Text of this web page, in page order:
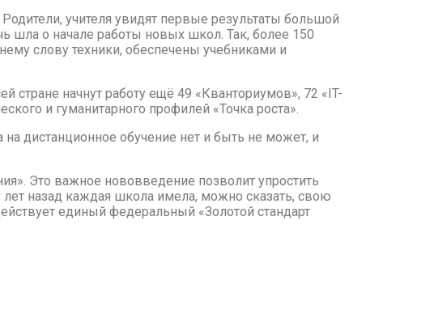
учителя увидят первые результаты большой
шла о начале работы новых школ. Так, более 150
слову техники, обеспечены учебниками и
стране начнут работу ещё 49 «Кванториумов», 72 «IT-
и гуманитарного профилей «Точка роста».
на дистанционное обучение нет и быть не может, и
Это важное нововведение позволит упростить
назад каждая школа имела, можно сказать, свою
единый федеральный «Золотой стандарт